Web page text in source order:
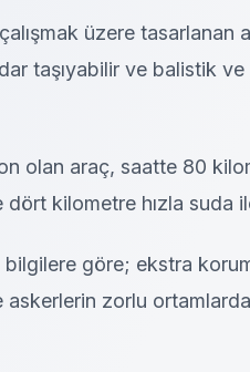
üzere tasarlanan
taşıyabilir ve balistik ve
olan araç, saatte 80
kilometre hızla suda
göre; ekstra
askerlerin zorlu